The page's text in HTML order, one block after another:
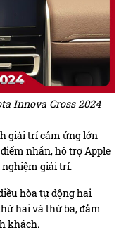
Innova Cross 2024
giải trí cảm ứng lớn
nhấn, hỗ trợ Apple
nghiệm giải trí.
hòa tự động hai
hai và thứ ba, đảm
khách.